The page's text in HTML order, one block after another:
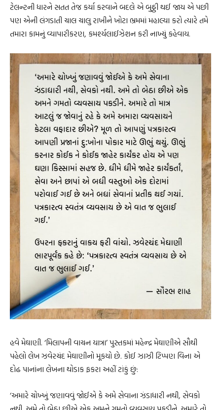
ટેલન્ટની ધારને સતત તેજ કર્યા કરવાને બદલે એ બુઠ્ઠી થઈ જાય એ પછી
પણ એની લંગડાતી ચાલ ચાલુ રાખીને ખોટા ભ્રમમાં મહાલ્યા કરો ત્યારે તમે
તમારા કામનું વ્યાપારીકરણ, કમર્શ્યલાઈઝેશન કરી નાખ્યું કહેવાય.
હવે મેઘાણી. ‘મિલાપની વાચન યાત્રા’ પુસ્તકમાં મહેન્દ્ર મેઘાણીએ સૌથી
પહેલો લેખ ઝવેરચંદ મેઘાણીનો મૂકયો છે. કોઈ ઝાઝી ટિપ્પણ વિના એ
દોઢ પાનાંના લેખના થોડાક ફકરા અહીં ટાંકું છું:
‘અમારે ચોખ્ખું જણાવવું જોઈએ કે અમે સેવાના ઝંડાધારી નથી, સેવકો